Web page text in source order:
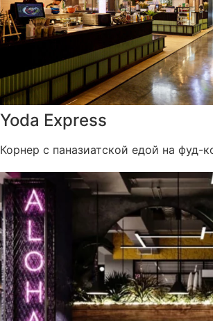
Yoda Express
Корнер с паназиатской едой на фуд-